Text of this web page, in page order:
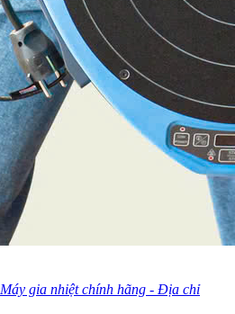
Máy gia nhiệt chính hãng - Địa chỉ